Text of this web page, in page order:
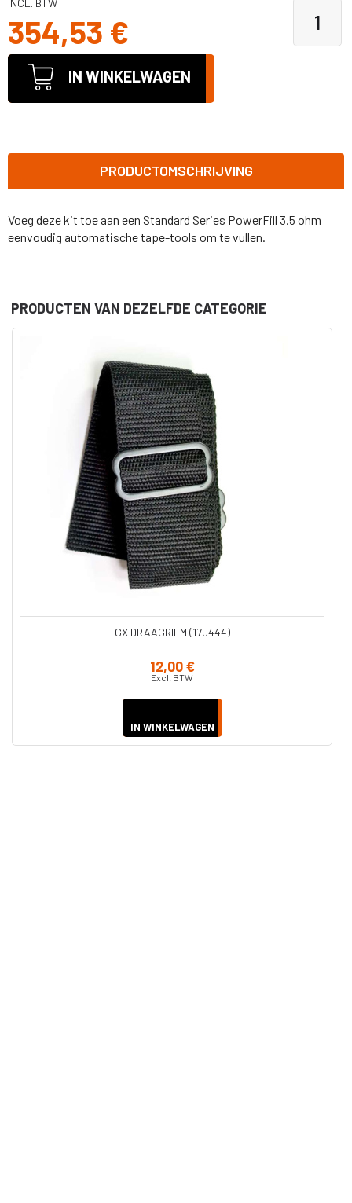
INCL. BTW
354,53 €
IN WINKELWAGEN
PRODUCTOMSCHRIJVING
Voeg deze kit toe aan een Standard Series PowerFill 3.5 ohm
eenvoudig automatische tape-tools om te vullen.
PRODUCTEN VAN DEZELFDE CATEGORIE
GX DRAAGRIEM (17J444)
12,00 €
Excl. BTW
IN WINKELWAGEN